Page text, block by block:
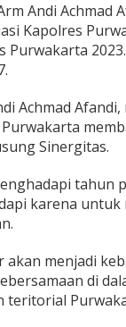
Andi Achmad
Kapolres
Purwakarta
Achmad
Sinergitas.
tahun
karena
akan menjadi
di
teritorial